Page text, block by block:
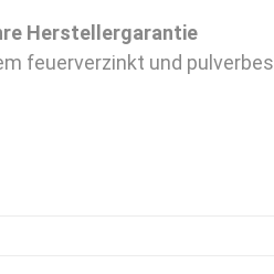
Herstellergarantie
feuerverzinkt und